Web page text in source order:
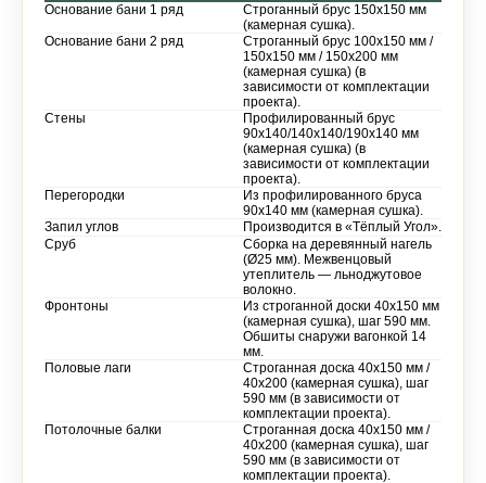
Основание бани 1 ряд
Строганный брус 150х150 мм
(камерная сушка).
Основание бани 2 ряд
Строганный брус 100х150 мм /
150х150 мм / 150х200 мм
(камерная сушка) (в
зависимости от комплектации
проекта).
Стены
Профилированный брус
90х140/140х140/190х140 мм
(камерная сушка) (в
зависимости от комплектации
проекта).
Перегородки
Из профилированного бруса
90х140 мм (камерная сушка).
Запил углов Производится в «Тёплый Угол».
Сруб
Сборка на деревянный нагель
(Ø25 мм). Межвенцовый
утеплитель — льноджутовое
волокно.
Фронтоны
Из строганной доски 40х150 мм
(камерная сушка), шаг 590 мм.
Обшиты снаружи вагонкой 14
мм.
Половые лаги
Строганная доска 40х150 мм /
40х200 (камерная сушка), шаг
590 мм (в зависимости от
комплектации проекта).
Потолочные балки
Строганная доска 40х150 мм /
40х200 (камерная сушка), шаг
590 мм (в зависимости от
комплектации проекта).